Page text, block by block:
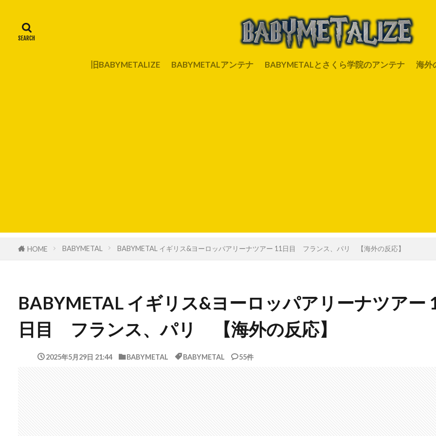
旧BABYMETALIZE BABYMETALアンテナ BABYMETALとさくら学院のアンテナ 海外
HOME BABYMETAL BABYMETAL イギリス&ヨーロッパアリーナツアー 11日目 フランス、パリ 【海外の反応】
BABYMETAL イギリス&ヨーロッパアリーナツアー
日目 フランス、パリ 【海外の反応】
2025年5月29日 21:44 BABYMETAL BABYMETAL 55件